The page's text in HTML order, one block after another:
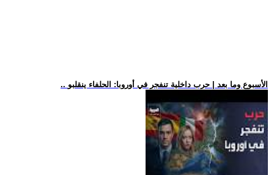
.. الأسبوع وما بعد | حرب داخلية تنفجر في أوروبا: الحلفاء ينقلبو